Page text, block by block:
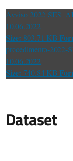
Avviso-2022-
10.06.2022
Size: 803.71 KB
procedimento-2022-
10.06.2022
Size: 740.84 KB
Dataset